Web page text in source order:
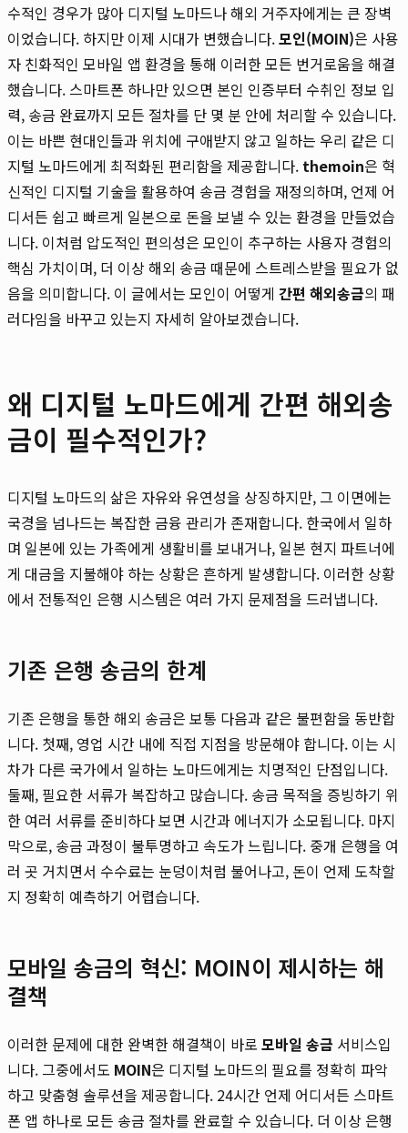
수적인 경우가 많아 디지털 노마드나 해외 거주자에게는 큰 장벽
이었습니다. 하지만 이제 시대가 변했습니다.모인(MOIN)은 사용
자 친화적인 모바일 앱 환경을 통해 이러한 모든 번거로움을 해결
했습니다. 스마트폰 하나만 있으면 본인 인증부터 수취인 정보 입
력, 송금 완료까지 모든 절차를 단 몇 분 안에 처리할 수 있습니다.
이는 바쁜 현대인들과 위치에 구애받지 않고 일하는 우리 같은 디
지털 노마드에게 최적화된 편리함을 제공합니다. themoin은 혁
신적인 디지털 기술을 활용하여 송금 경험을 재정의하며, 언제 어
디서든 쉽고 빠르게 일본으로 돈을 보낼 수 있는 환경을 만들었습
니다. 이처럼 압도적인 편의성은 모인이 추구하는 사용자 경험의
핵심 가치이며, 더 이상 해외 송금 때문에 스트레스받을 필요가 없
음을 의미합니다. 이 글에서는 모인이 어떻게 간편 해외송금의 패
러다임을 바꾸고 있는지 자세히 알아보겠습니다.
왜 디지털 노마드에게 간편 해외송
금이 필수적인가?
디지털 노마드의 삶은 자유와 유연성을 상징하지만, 그 이면에는
국경을 넘나드는 복잡한 금융 관리가 존재합니다. 한국에서 일하
며 일본에 있는 가족에게 생활비를 보내거나, 일본 현지 파트너에
게 대금을 지불해야 하는 상황은 흔하게 발생합니다. 이러한 상황
에서 전통적인 은행 시스템은 여러 가지 문제점을 드러냅니다.
기존 은행 송금의 한계
기존 은행을 통한 해외 송금은 보통 다음과 같은 불편함을 동반합
니다. 첫째, 영업 시간 내에 직접 지점을 방문해야 합니다. 이는 시
차가 다른 국가에서 일하는 노마드에게는 치명적인 단점입니다.
둘째, 필요한 서류가 복잡하고 많습니다. 송금 목적을 증빙하기 위
한 여러 서류를 준비하다 보면 시간과 에너지가 소모됩니다. 마지
막으로, 송금 과정이 불투명하고 속도가 느립니다. 중개 은행을 여
러 곳 거치면서 수수료는 눈덩이처럼 불어나고, 돈이 언제 도착할
지 정확히 예측하기 어렵습니다.
모바일 송금의 혁신: MOIN이 제시하는 해
결책
이러한 문제에 대한 완벽한 해결책이 바로 모바일 송금 서비스입
니다. 그중에서도 MOIN은 디지털 노마드의 필요를 정확히 파악
하고 맞춤형 솔루션을 제공합니다. 24시간 언제 어디서든 스마트
폰 앱 하나로 모든 송금 절차를 완료할 수 있습니다. 더 이상 은행